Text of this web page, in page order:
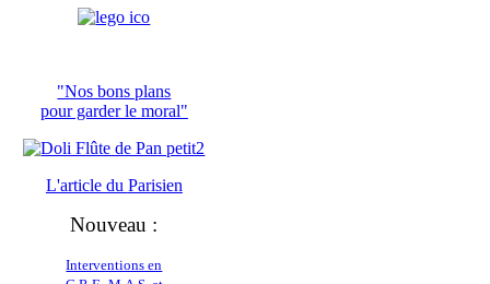
"Nos bons plans
pour garder le moral"
L'article du Parisien
Nouveau :
Interventions en